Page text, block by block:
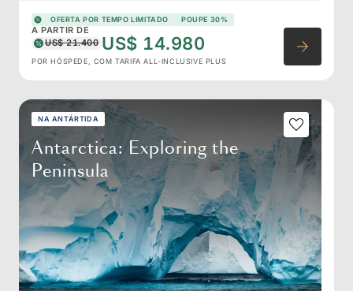
OFERTA POR TEMPO LIMITADO POUPE 30%
A PARTIR DE
US$ 21.400 US$ 14.980
POR HÓSPEDE, COM TARIFA ALL-INCLUSIVE PLUS
NA ANTÁRTIDA
Antarctica: Exploring the
Peninsula